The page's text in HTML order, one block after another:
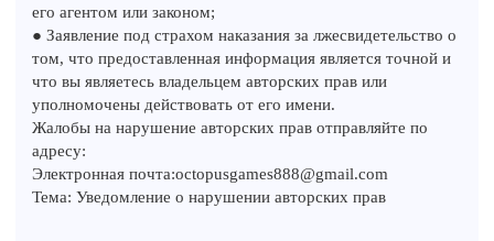
его агентом или законом;
● Заявление под страхом наказания за лжесвидетельство о
том, что предоставленная информация является точной и
что вы являетесь владельцем авторских прав или
уполномочены действовать от его имени.
Жалобы на нарушение авторских прав отправляйте по
адресу:
Электронная почта:octopusgames888@gmail.com
Тема: Уведомление о нарушении авторских прав